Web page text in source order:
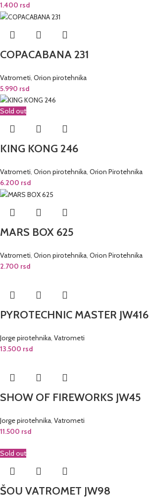
1.400 rsd
COPACABANA 231
Vatrometi, Orion pirotehnika
5.990 rsd
Sold out
KING KONG 246
Vatrometi, Orion pirotehnika, Orion Pirotehnika
6.200 rsd
MARS BOX 625
Vatrometi, Orion pirotehnika, Orion Pirotehnika
2.700 rsd
PYROTECHNIC MASTER JW416
Jorge pirotehnika, Vatrometi
13.500 rsd
SHOW OF FIREWORKS JW45
Jorge pirotehnika, Vatrometi
11.500 rsd
Sold out
ŠOU VATROMET JW98